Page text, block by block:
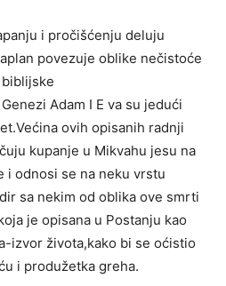
i pročišćenju deluju
povezuje oblike nečistoće
Adam I E va su jedući
ovih opisanih radnji
kupanje u Mikvahu jesu na
i odnosi se na neku vrstu
sa nekim od oblika ove smrti
je opisana u Postanju kao
izvor života,kako bi se oćistio
i produžetka greha.